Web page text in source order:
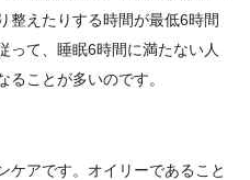
整えたりする時間が最低6時間
って、睡眠6時間に満たない人
ことが多いのです。
ケアです。オイリーであること